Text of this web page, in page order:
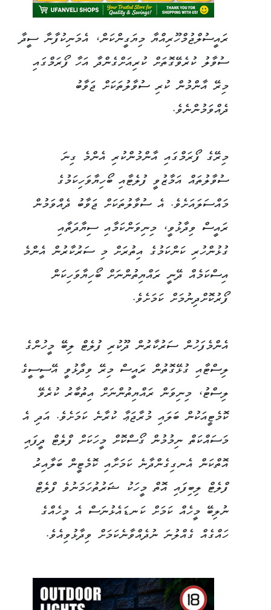
ރައީސުލްޖުމްހޫރިއްޔާ މިޔަގީންކަން، އެމަނިކުފާނާ ސީދާ
ސުވާލު ކުރެވޭގޮތަށް ކުރިއަށްގެންދާ އަހާ ފޯރަމްގައި
މިރޭ އާންމުން ކުރި ސުވާލުތަކަށް ޖަވާބު
ދެއްވަމުންނެވެ.
މިރޭގެ ފޯރަމްގައި އާންމުންކުރި އެންމެ ގިނަ
ސުވާލުތައް އަމާޒުވީ ފުލެޓާއި ބޯހިޔާވަހިކަމުގެ
މައްސަލައަށެވެ. އެ ސުވާލުތަކަށް ޖަވާބު ދެއްވަމުން
ރައީސް ވިދާޅުވީ، މިނިވަންކަމާއި ސިޔާދަތާއި
ގުޅުންހުރި ކަންކަމުގެ އިތުރަށް މި ސަރުކާރުން އެންމެ
އިސްކަމެއް ދޭނީ ރައްޔިތުންނަށް ބޯހިޔާވަހިކަން
ފޯރުކޮށްދިނުމަށް ކަމަށެވެ.
އެންމެފަހުން ސަރުކާރުން ދޫކުރި ފުލެޓް ލިބޭ މީހުންގެ
ލިސްޓާއި ގުޅޭގޮތުން ރައީސް މިރޭ ވިދާޅުވީ އޭސީސީގެ
ލިސްޓު، މިނިވަން ރައްޔިތުންނަށް އިތުބާރު ކުރެވޭ
ކޮމެޓީއަކުން ބަލައި މުރާޖަޢާ ކުރާނެ ކަމަށެވެ. އަދި އެ
މަސައްކަތް ނިމުމުން ގޯސްކޮށް މީހަކަށް ފްލެޓް ދީފައި
އޮތްކަން އެނގިގެންދާނެ ކަމަށާއި ކޮމެޓީން ބަލާއިރު
ފްލެޓް ލިބިފައި އޮތް މީހަކު ޝަރުތުހަމަނުވެ ފްލެޓް
ނުލިބޭ މީހެއް ކަމަށް ކަނޑައެޅުނަސް އެ މީހެއްގެ
ހައްގެއް ގެއްލުނަ ނުދެއްވާނެކަމަށް ވިދާޅުވިއެވެ.